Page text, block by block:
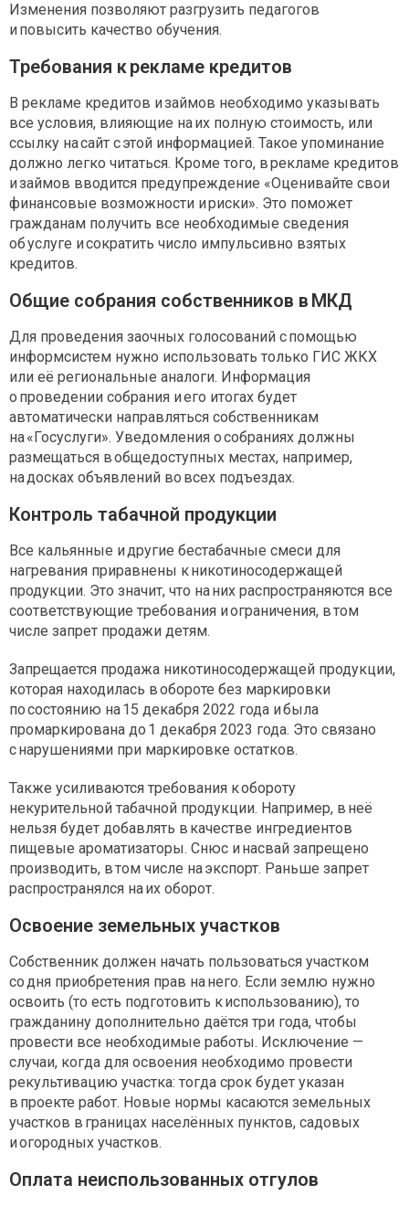
Изменения позволяют разгрузить педагогов
и повысить качество обучения.
Требования к рекламе кредитов
В рекламе кредитов и займов необходимо указывать
все условия, влияющие на их полную стоимость, или
ссылку на сайт с этой информацией. Такое упоминание
должно легко читаться. Кроме того, в рекламе кредитов
и займов вводится предупреждение «Оценивайте свои
финансовые возможности и риски». Это поможет
гражданам получить все необходимые сведения
об услуге и сократить число импульсивно взятых
кредитов.
Общие собрания собственников в МКД
Для проведения заочных голосований с помощью
информсистем нужно использовать только ГИС ЖКХ
или её региональные аналоги. Информация
о проведении собрания и его итогах будет
автоматически направляться собственникам
на «Госуслуги». Уведомления о собраниях должны
размещаться в общедоступных местах, например,
на досках объявлений во всех подъездах.
Контроль табачной продукции
Все кальянные и другие бестабачные смеси для
нагревания приравнены к никотиносодержащей
продукции. Это значит, что на них распространяются все
соответствующие требования и ограничения, в том
числе запрет продажи детям.
Запрещается продажа никотиносодержащей продукции,
которая находилась в обороте без маркировки
по состоянию на 15 декабря 2022 года и была
промаркирована до 1 декабря 2023 года. Это связано
с нарушениями при маркировке остатков.
Также усиливаются требования к обороту
некурительной табачной продукции. Например, в неё
нельзя будет добавлять в качестве ингредиентов
пищевые ароматизаторы. Снюс и насвай запрещено
производить, в том числе на экспорт. Раньше запрет
распространялся на их оборот.
Освоение земельных участков
Собственник должен начать пользоваться участком
со дня приобретения прав на него. Если землю нужно
освоить (то есть подготовить к использованию), то
гражданину дополнительно даётся три года, чтобы
провести все необходимые работы. Исключение —
случаи, когда для освоения необходимо провести
рекультивацию участка: тогда срок будет указан
в проекте работ. Новые нормы касаются земельных
участков в границах населённых пунктов, садовых
и огородных участков.
Оплата неиспользованных отгулов